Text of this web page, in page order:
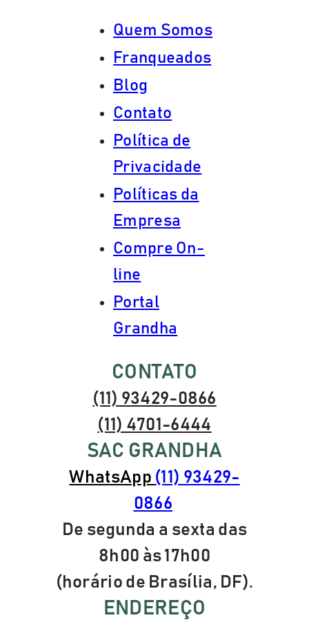
Quem Somos
Franqueados
Blog
Contato
Política de
Privacidade
Políticas da
Empresa
Compre On-
line
Portal
Grandha
CONTATO
(11) 93429-0866
(11) 4701-6444
SAC GRANDHA
WhatsApp (11) 93429-
0866
De segunda a sexta das
8h00 às 17h00
(horário de Brasília, DF).
ENDEREÇO